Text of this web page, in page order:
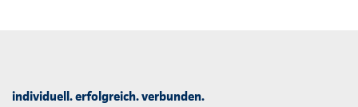
individuell. erfolgreich. verbunden.